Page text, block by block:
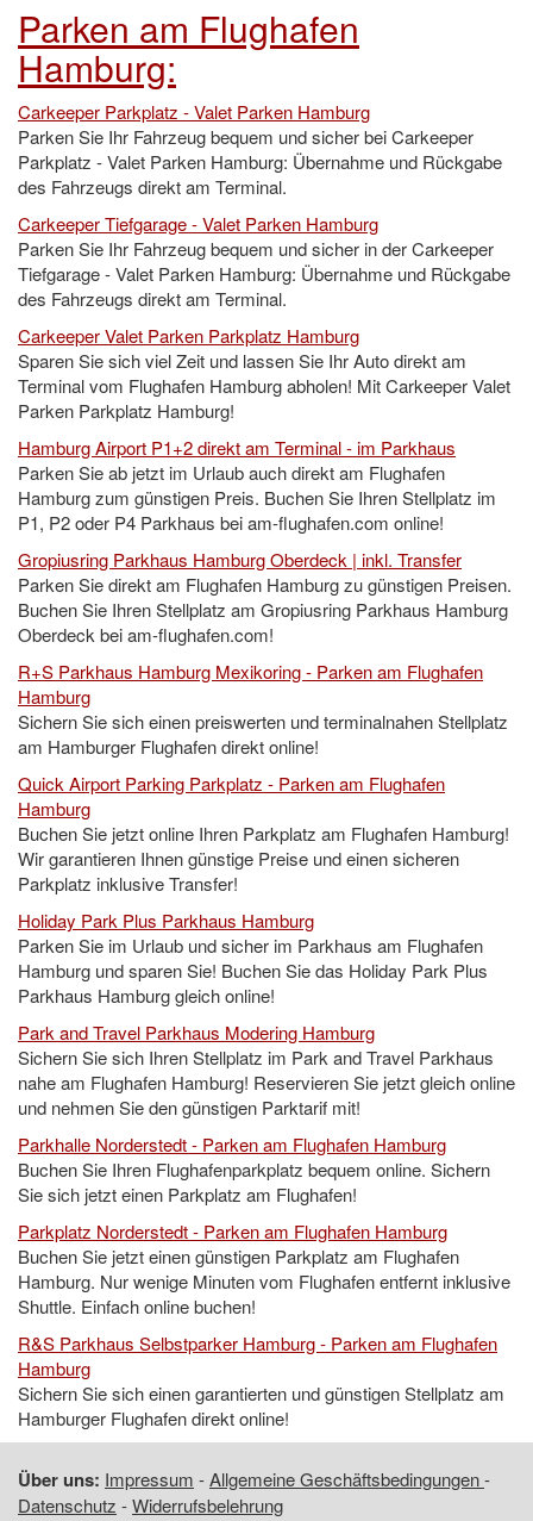
Parken am Flughafen
Hamburg:
Carkeeper Parkplatz - Valet Parken Hamburg
Parken Sie Ihr Fahrzeug bequem und sicher bei Carkeeper
Parkplatz - Valet Parken Hamburg: Übernahme und Rückgabe
des Fahrzeugs direkt am Terminal.
Carkeeper Tiefgarage - Valet Parken Hamburg
Parken Sie Ihr Fahrzeug bequem und sicher in der Carkeeper
Tiefgarage - Valet Parken Hamburg: Übernahme und Rückgabe
des Fahrzeugs direkt am Terminal.
Carkeeper Valet Parken Parkplatz Hamburg
Sparen Sie sich viel Zeit und lassen Sie Ihr Auto direkt am
Terminal vom Flughafen Hamburg abholen! Mit Carkeeper Valet
Parken Parkplatz Hamburg!
Hamburg Airport P1+2 direkt am Terminal - im Parkhaus
Parken Sie ab jetzt im Urlaub auch direkt am Flughafen
Hamburg zum günstigen Preis. Buchen Sie Ihren Stellplatz im
P1, P2 oder P4 Parkhaus bei am-flughafen.com online!
Gropiusring Parkhaus Hamburg Oberdeck | inkl. Transfer
Parken Sie direkt am Flughafen Hamburg zu günstigen Preisen.
Buchen Sie Ihren Stellplatz am Gropiusring Parkhaus Hamburg
Oberdeck bei am-flughafen.com!
R+S Parkhaus Hamburg Mexikoring - Parken am Flughafen
Hamburg
Sichern Sie sich einen preiswerten und terminalnahen Stellplatz
am Hamburger Flughafen direkt online!
Quick Airport Parking Parkplatz - Parken am Flughafen
Hamburg
Buchen Sie jetzt online Ihren Parkplatz am Flughafen Hamburg!
Wir garantieren Ihnen günstige Preise und einen sicheren
Parkplatz inklusive Transfer!
Holiday Park Plus Parkhaus Hamburg
Parken Sie im Urlaub und sicher im Parkhaus am Flughafen
Hamburg und sparen Sie! Buchen Sie das Holiday Park Plus
Parkhaus Hamburg gleich online!
Park and Travel Parkhaus Modering Hamburg
Sichern Sie sich Ihren Stellplatz im Park and Travel Parkhaus
nahe am Flughafen Hamburg! Reservieren Sie jetzt gleich online
und nehmen Sie den günstigen Parktarif mit!
Parkhalle Norderstedt - Parken am Flughafen Hamburg
Buchen Sie Ihren Flughafenparkplatz bequem online. Sichern
Sie sich jetzt einen Parkplatz am Flughafen!
Parkplatz Norderstedt - Parken am Flughafen Hamburg
Buchen Sie jetzt einen günstigen Parkplatz am Flughafen
Hamburg. Nur wenige Minuten vom Flughafen entfernt inklusive
Shuttle. Einfach online buchen!
R&S Parkhaus Selbstparker Hamburg - Parken am Flughafen
Hamburg
Sichern Sie sich einen garantierten und günstigen Stellplatz am
Hamburger Flughafen direkt online!
Über uns: Impressum -Allgemeine Geschäftsbedingungen-
Datenschutz -Widerrufsbelehrung